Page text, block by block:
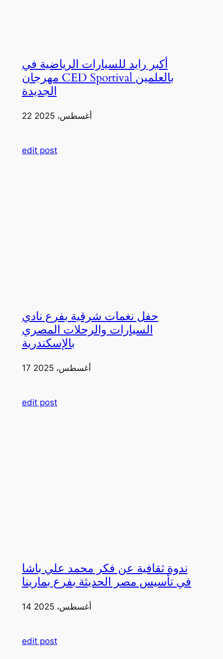
أكبر رايد للسيارات الرياضية في
مهرجان CED Sportival بالعلمين
الجديدة
22 أغسطس، 2025
edit post
حفل نغمات شرقية بفرع نادي
السيارات والرحلات المصري
بالإسكندرية
17 أغسطس، 2025
edit post
ندوة ثقافية عن فكر محمد علي باشا
في تأسيس مصر الحديثة بفرع بمارينا
14 أغسطس، 2025
edit post